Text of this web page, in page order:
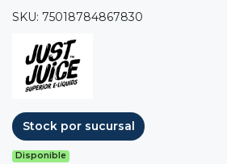
SKU: 75018784867830
Stock por sucursal
Disponible